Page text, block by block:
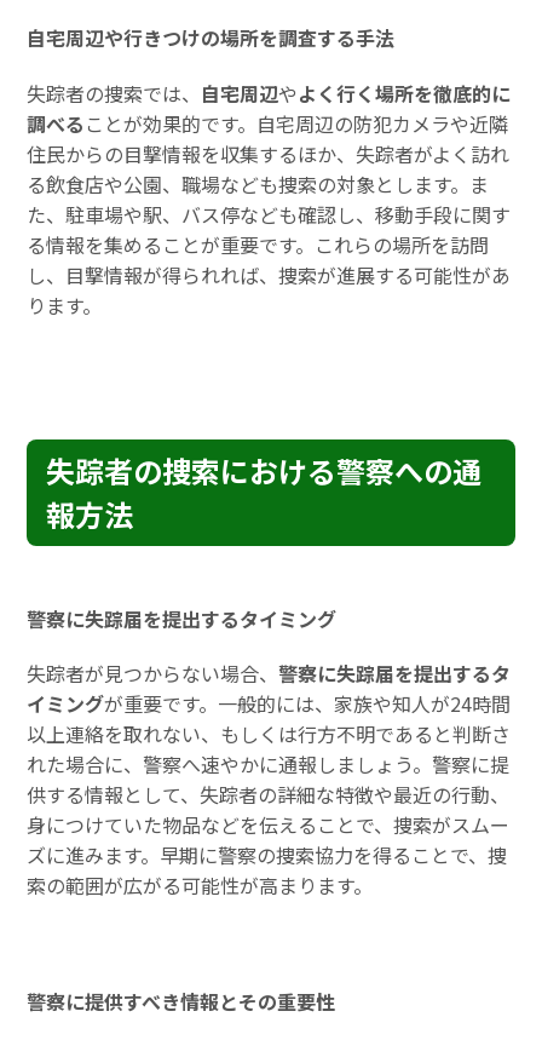
自宅周辺や行きつけの場所を調査する手法
失踪者の捜索では、 自宅周辺やよく行く場所を徹底的に
調べる ことが効果的です。自宅周辺の防犯カメラや近隣
住民からの目撃情報を収集するほか、失踪者がよく訪れ
る飲食店や公園、職場なども捜索の対象とします。ま
た、駐車場や駅、バス停なども確認し、移動手段に関す
る情報を集めることが重要です。これらの場所を訪問
し、目撃情報が得られれば、捜索が進展する可能性があ
ります。
失踪者の捜索における警察への通
報方法
警察に失踪届を提出するタイミング
失踪者が見つからない場合、警察に失踪届を提出するタ
イミングが重要です。一般的には、家族や知人が24時間
以上連絡を取れない、もしくは行方不明であると判断さ
れた場合に、警察へ速やかに通報しましょう。警察に提
供する情報として、失踪者の詳細な特徴や最近の行動、
身につけていた物品などを伝えることで、捜索がスムー
ズに進みます。早期に警察の捜索協力を得ることで、捜
索の範囲が広がる可能性が高まります。
警察に提供すべき情報とその重要性